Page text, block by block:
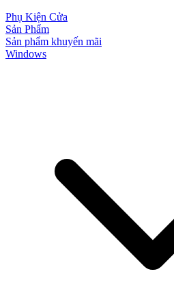
Phụ Kiện Cửa
Sản Phẩm
Sản phẩm khuyến mãi
Windows